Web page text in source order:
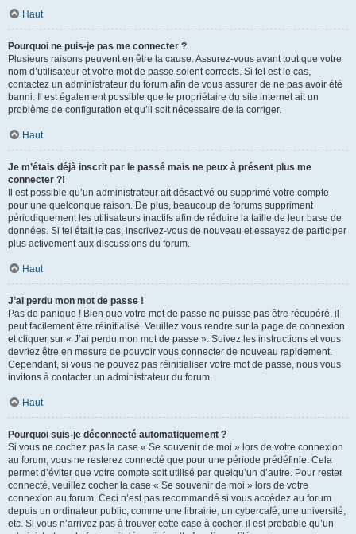
Haut
Pourquoi ne puis-je pas me connecter ?
Plusieurs raisons peuvent en être la cause. Assurez-vous avant tout que votre
nom d’utilisateur et votre mot de passe soient corrects. Si tel est le cas,
contactez un administrateur du forum afin de vous assurer de ne pas avoir été
banni. Il est également possible que le propriétaire du site internet ait un
problème de configuration et qu’il soit nécessaire de la corriger.
Haut
Je m’étais déjà inscrit par le passé mais ne peux à présent plus me
connecter ?!
Il est possible qu’un administrateur ait désactivé ou supprimé votre compte
pour une quelconque raison. De plus, beaucoup de forums suppriment
périodiquement les utilisateurs inactifs afin de réduire la taille de leur base de
données. Si tel était le cas, inscrivez-vous de nouveau et essayez de participer
plus activement aux discussions du forum.
Haut
J’ai perdu mon mot de passe !
Pas de panique ! Bien que votre mot de passe ne puisse pas être récupéré, il
peut facilement être réinitialisé. Veuillez vous rendre sur la page de connexion
et cliquer sur « J’ai perdu mon mot de passe ». Suivez les instructions et vous
devriez être en mesure de pouvoir vous connecter de nouveau rapidement.
Cependant, si vous ne pouvez pas réinitialiser votre mot de passe, nous vous
invitons à contacter un administrateur du forum.
Haut
Pourquoi suis-je déconnecté automatiquement ?
Si vous ne cochez pas la case « Se souvenir de moi » lors de votre connexion
au forum, vous ne resterez connecté que pour une période prédéfinie. Cela
permet d’éviter que votre compte soit utilisé par quelqu’un d’autre. Pour rester
connecté, veuillez cocher la case « Se souvenir de moi » lors de votre
connexion au forum. Ceci n’est pas recommandé si vous accédez au forum
depuis un ordinateur public, comme une librairie, un cybercafé, une université,
etc. Si vous n’arrivez pas à trouver cette case à cocher, il est probable qu’un